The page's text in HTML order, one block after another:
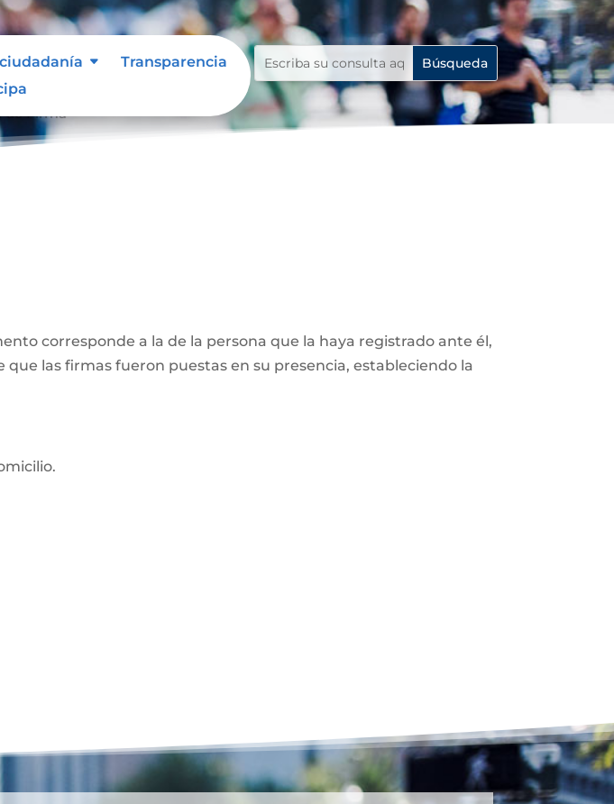
Transparencia
corresponde a la de la persona que la haya registrado ante él,
las firmas fueron puestas en su presencia, estableciendo la